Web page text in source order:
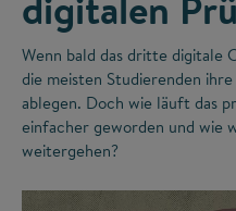
Wenn bald das dritte digitale
die meisten Studierenden
ablegen. Doch wie läuft das
einfacher geworden und wie
weitergehen?